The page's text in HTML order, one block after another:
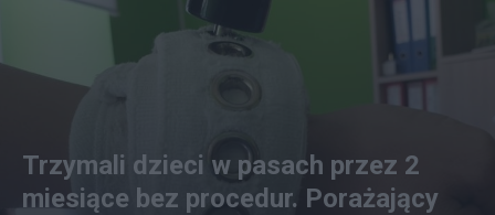
Trzymali dzieci w pasach przez 2
miesiące bez procedur. Porażający